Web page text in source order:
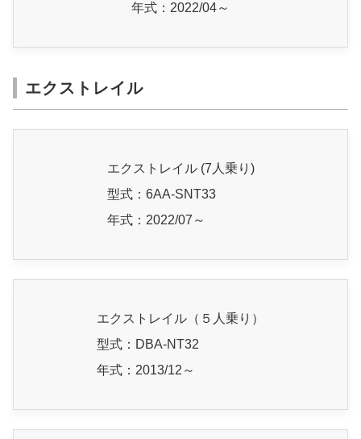
年式：2022/04～
エクストレイル
エクストレイル (7人乗り)
型式：6AA-SNT33
年式：2022/07～
エクストレイル（５人乗り）
型式：DBA-NT32
年式：2013/12～